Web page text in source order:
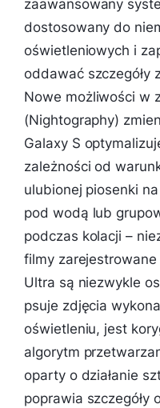
zaawansowany
dostosowany do
oświetleniowych i
oddawać szczegóły
Nowe możliwości w
(Nightography)
Galaxy S
zależności od
ulubionej piosenki
pod wodą lub
podczas kolacji –
filmy
Ultra są niezwykle
psuje zdjęcia
oświetleniu, jest
algorytm
oparty o działanie
poprawia szczegóły